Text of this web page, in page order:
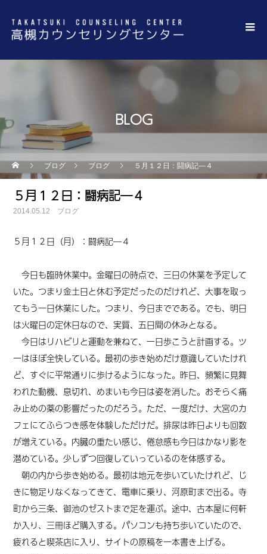
BLOG
ブログ ブログ ５月１２日：闘病記―４
５月１２日：闘病記―４
2014.05.12 ブログ
５月１２日（月）：闘病記―４
今日も臨時休業中。金曜日の時点で、三日の休業を予定して
いた。つまり金土日と休む予定だったのだけれど、大事を取っ
てもう一日休業にした。つまり、今日までである。でも、明日
は火曜日の定休日なので、実質、五日間の休みとなる。
今日はリハビリと運動を兼ねて、一日歩こうと計画する。ツ
ーはほぼ全快している。最初の歩き始めだけ意識していたけれ
ど、すぐに平常通りに歩けるようになった。昨日、頻繁に見舞
われた動機、息切れ、めまいも今日は姿を消した。おそらく痛
み止めの薬の影響だったのだろう。ただ、一度だけ、大宮のカ
フェにてふらつき感を体験しただけだ。排尿は昨日よりも回数
が増えている。内臓の重たい感じ、倦怠感も今日はかなり影を
潜めている。少しずつ回復していっているのを体感する。
朝の内から歩き始める。最初は地元を歩いていたけれど、じ
きに物足りなくなってきて、電車に乗り、河原町まで出る。寺
町から三条、御池のゼストまで足を運ぶ。途中、古本屋に何軒
か入り、三冊ほど購入する。パソコンも持ち歩いていたので、
疲れると喫茶店に入り、サイトの原稿を一本書き上げる。